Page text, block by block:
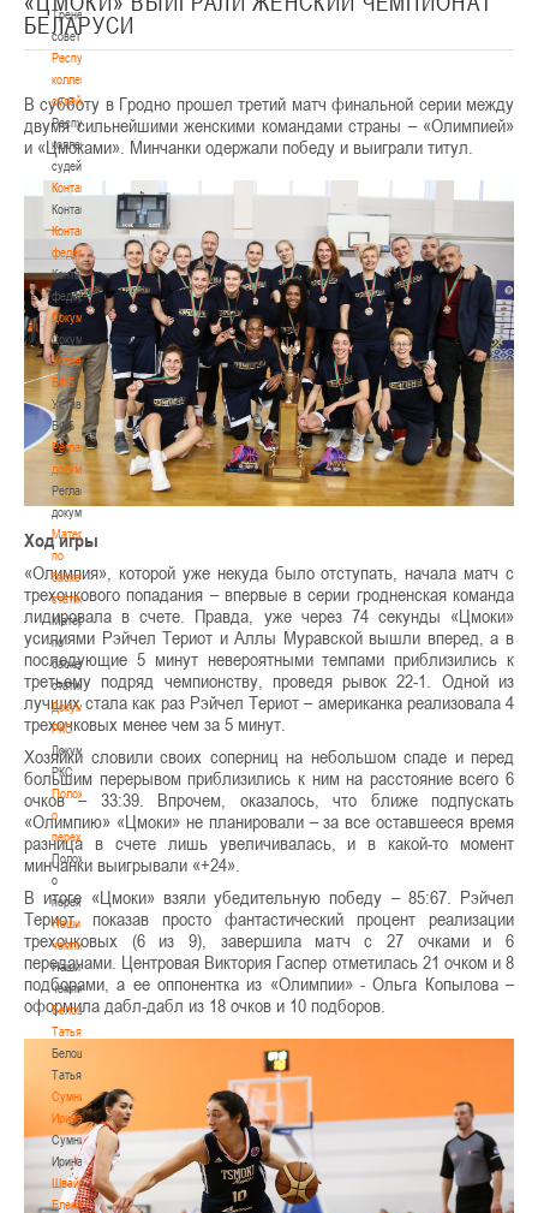
Тренерский
совет
Республиканская
коллегия
судей
Республиканская
коллегия
судей
Контакты
Контакты
Контакты
федерации
Контакты
федерации
Документы
Документы
Устав
БФБ
Устав
БФБ
Регламентирующие
документы
Регламентирующие
документы
Материалы
по
баскетбольной
статистике
Материалы
по
баскетбольной
статистике
Документы
РКС
Документы
РКС
Положение
о
переходах
Положение
о
переходах
Наши
чемпионы
Наши
чемпионы
Белошапко
Татьяна
Белошапко
Татьяна
Сумникова
Ирина
Сумникова
Ирина
Швайбович
Елена
БЕЛАРУСИ
В субботу в Гродно прошел третий матч финальной серии между
двумя сильнейшими женскими командами страны – «Олимпией»
и «Цмоками». Минчанки одержали победу и выиграли титул.
Ход игры
«Олимпия», которой уже некуда было отступать, начала матч с
трехочкового попадания – впервые в серии гродненская команда
лидировала в счете. Правда, уже через 74 секунды «Цмоки»
усилиями Рэйчел Териот и Аллы Муравской вышли вперед, а в
последующие 5 минут невероятными темпами приблизились к
третьему подряд чемпионству, проведя рывок 22-1. Одной из
лучших стала как раз Рэйчел Териот – американка реализовала 4
трехочковых менее чем за 5 минут.
Хозяйки словили своих соперниц на небольшом спаде и перед
большим перерывом приблизились к ним на расстояние всего 6
очков – 33:39. Впрочем, оказалось, что ближе подпускать
«Олимпию» «Цмоки» не планировали – за все оставшееся время
разница в счете лишь увеличивалась, и в какой-то момент
минчанки выигрывали «+24».
В итоге «Цмоки» взяли убедительную победу – 85:67. Рэйчел
Териот, показав просто фантастический процент реализации
трехочковых (6 из 9), завершила матч с 27 очками и 6
передачами. Центровая Виктория Гаспер отметилась 21 очком и 8
подборами, а ее оппонентка из «Олимпии» - Ольга Копылова –
оформила дабл-дабл из 18 очков и 10 подборов.